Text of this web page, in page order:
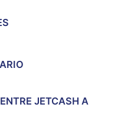
JETCASH A